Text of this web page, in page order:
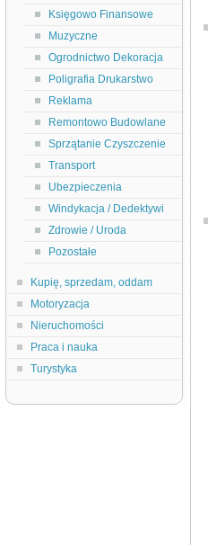
Księgowo Finansowe
Muzyczne
Ogrodnictwo Dekoracja
Poligrafia Drukarstwo
Reklama
Remontowo Budowlane
Sprzątanie Czyszczenie
Transport
Ubezpieczenia
Windykacja / Dedektywi
Zdrowie / Uroda
Pozostałe
Kupię, sprzedam, oddam
Motoryzacja
Nieruchomości
Praca i nauka
Turystyka